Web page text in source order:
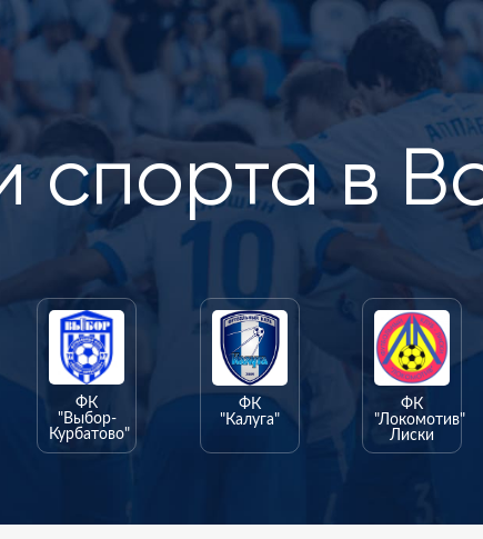
спорта в
ФК
"Выбор-
Курбатово"
ФК
"Калуга"
ФК
"Локомотив"
Лиски